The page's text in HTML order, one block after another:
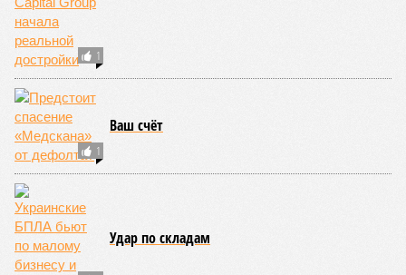
самом конце 2004 года бахнуло близ побережья
индонезийского острова Суматра, а следом пошли
огромные, превышающие высоту 15 метров, волны. Итог –
250 тыс. погибших.
На втором месте в рейтинге A-Z Animals как раз цунами. В
этом плане к уязвимым регионам относятся: побережье
Индийского океана, тихо­океанские побережья Японии и
США, а также некоторые районы Карибского бассейна и
Средиземноморья. То есть в зоне риска уже не только
Поднебесная с Индией – не так ли?
«Бронзу» получают извержения супервулканов – «Наша
Версия» уже
писалао том, что может случиться, если
окончательно проснётся знаменитый Йеллоустоун. Это